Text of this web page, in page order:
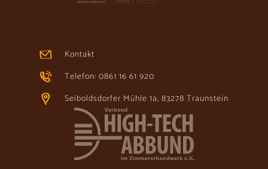
Kontakt
Telefon: 0861 16 61 920
Seiboldsdorfer Mühle 1a, 83278 Traunstein